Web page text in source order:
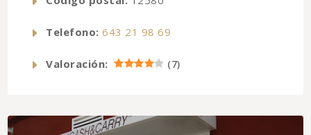
Telefono: 643 21 98 69
Valoración: (7)